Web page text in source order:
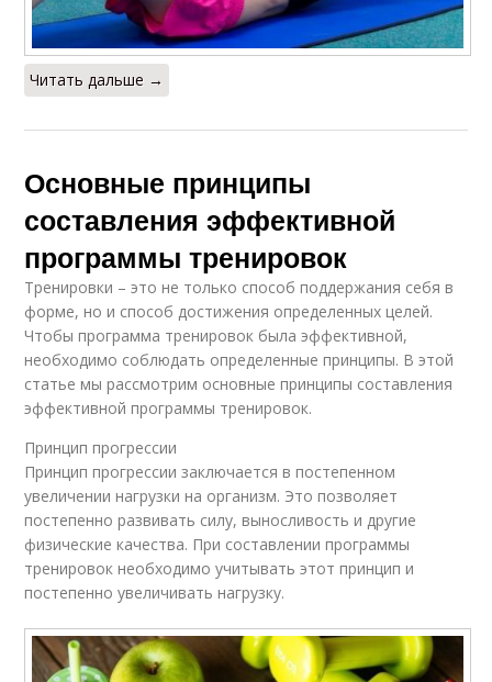
Читать дальше →
Основные принципы
составления эффективной
программы тренировок
Тренировки – это не только способ поддержания себя в
форме, но и способ достижения определенных целей.
Чтобы программа тренировок была эффективной,
необходимо соблюдать определенные принципы. В этой
статье мы рассмотрим основные принципы составления
эффективной программы тренировок.
Принцип прогрессии
Принцип прогрессии заключается в постепенном
увеличении нагрузки на организм. Это позволяет
постепенно развивать силу, выносливость и другие
физические качества. При составлении программы
тренировок необходимо учитывать этот принцип и
постепенно увеличивать нагрузку.